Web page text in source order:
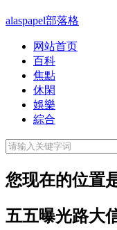
alaspapel部落格
网站首页
百科
焦點
休閑
娛樂
綜合
您现在的位置
五五曝光路大